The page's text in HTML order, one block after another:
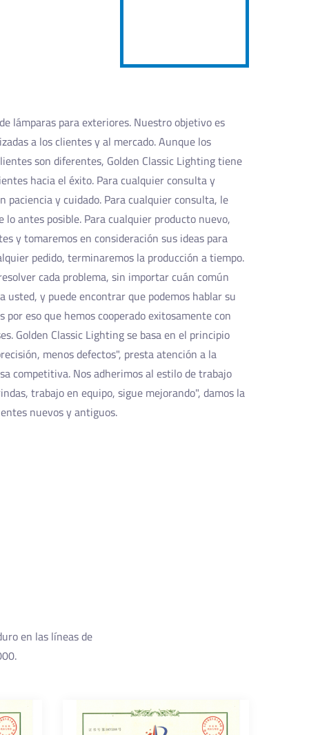
lámparas para exteriores. Nuestro objetivo es
a los clientes y al mercado. Aunque los
son diferentes, Golden Classic Lighting tiene
hacia el éxito. Para cualquier consulta y
paciencia y cuidado. Para cualquier consulta, le
antes posible. Para cualquier producto nuevo,
y tomaremos en consideración sus ideas para
pedido, terminaremos la producción a tiempo.
cada problema, sin importar cuán común
usted, y puede encontrar que podemos hablar su
por eso que hemos cooperado exitosamente con
Golden Classic Lighting se basa en el principio
menos defectos", presta atención a la
competitiva. Nos adherimos al estilo de trabajo
trabajo en equipo, sigue mejorando", damos la
nuevos y antiguos.
en las líneas de